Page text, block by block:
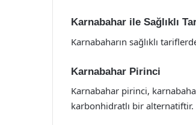
Karnabahar ile Sağlıklı
Karnabaharın sağlıklı
Karnabahar Pirinci
Karnabahar pirinci,
karbonhidratlı bir alternatiftir.